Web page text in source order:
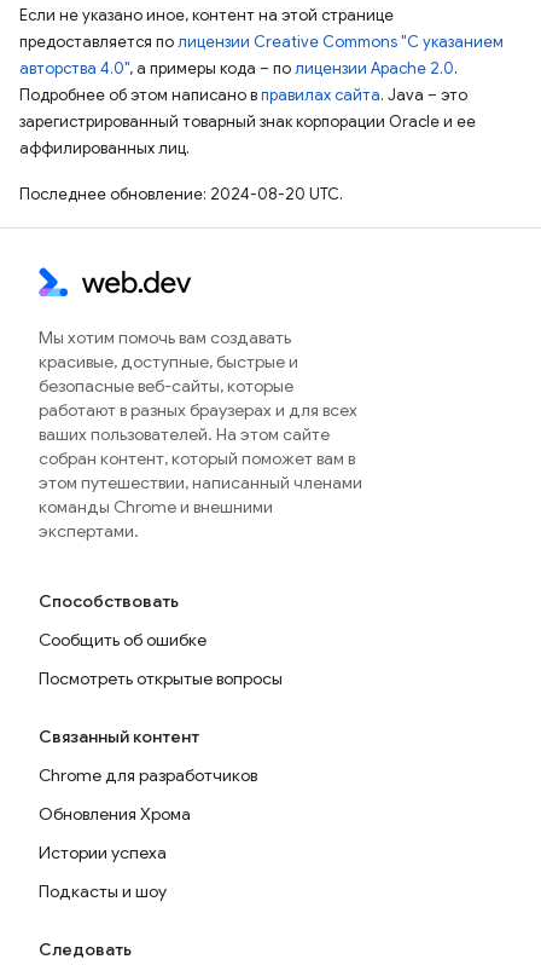
Если не указано иное, контент на этой странице
предоставляется полицензии Creative Commons "С указанием
авторства 4.0", а примеры кода – полицензии Apache 2.0.
Подробнее об этом написано вправилах сайта. Java – это
зарегистрированный товарный знак корпорации Oracle и ее
аффилированных лиц.
Последнее обновление: 2024-08-20 UTC.
Мы хотим помочь вам создавать
красивые, доступные, быстрые и
безопасные веб-сайты, которые
работают в разных браузерах и для всех
ваших пользователей. На этом сайте
собран контент, который поможет вам в
этом путешествии, написанный членами
команды Chrome и внешними
экспертами.
Способствовать
Сообщить об ошибке
Посмотреть открытые вопросы
Связанный контент
Chrome для разработчиков
Обновления Хрома
Истории успеха
Подкасты и шоу
Следовать